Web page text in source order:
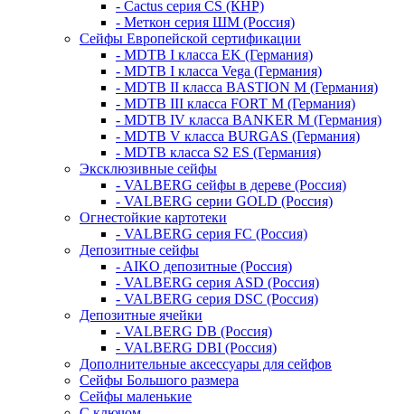
- Cactus серия CS (КНР)
- Меткон серия ШМ (Россия)
Сейфы Европейской сертификации
- MDTB I класса EK (Германия)
- MDTB I класса Vega (Германия)
- MDTB II класса BASTION M (Германия)
- MDTB III класса FORT M (Германия)
- MDTB IV класса BANKER M (Германия)
- MDTB V класса BURGAS (Германия)
- MDTB класса S2 ES (Германия)
Эксклюзивные сейфы
- VALBERG сейфы в дереве (Россия)
- VALBERG серии GOLD (Россия)
Огнестойкие картотеки
- VALBERG серия FC (Россия)
Депозитные сейфы
- AIKO депозитные (Россия)
- VALBERG серия ASD (Россия)
- VALBERG серия DSC (Россия)
Депозитные ячейки
- VALBERG DB (Россия)
- VALBERG DBI (Россия)
Дополнительные аксессуары для сейфов
Сейфы Большого размера
Сейфы маленькие